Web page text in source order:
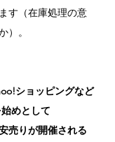
す（在庫処理の意
）。
ショッピングなど
めとして
売りが開催される